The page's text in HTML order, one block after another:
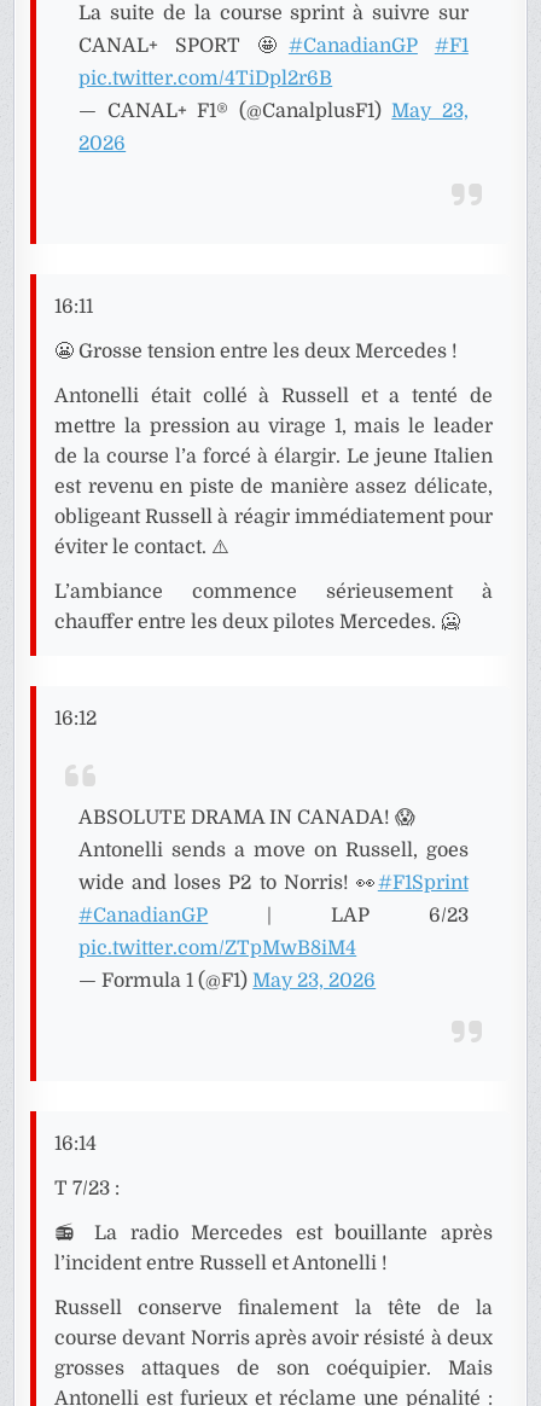
La suite de la course sprint à suivre sur
CANAL+ SPORT 🤩 #CanadianGP
#F1
pic.twitter.com/4TiDpl2r6B
— CANAL+ F1® (@CanalplusF1)May 23,
2026
16:11
😬 Grosse tension entre les deux Mercedes !
Antonelli était collé à Russell et a tenté de
mettre la pression au virage 1, mais le leader
de la course l’a forcé à élargir. Le jeune Italien
est revenu en piste de manière assez délicate,
obligeant Russell à réagir immédiatement pour
éviter le contact. ⚠️
L’ambiance commence sérieusement à
chauffer entre les deux pilotes Mercedes. 🥶
16:12
ABSOLUTE DRAMA IN CANADA! 😱
Antonelli sends a move on Russell, goes
wide and loses P2 to Norris! 👀#F1Sprint
#CanadianGP | LAP 6/23
pic.twitter.com/ZTpMwB8iM4
— Formula 1 (@F1)May 23, 2026
16:14
T 7/23 :
📻 La radio Mercedes est bouillante après
l’incident entre Russell et Antonelli !
Russell conserve finalement la tête de la
course devant Norris après avoir résisté à deux
grosses attaques de son coéquipier. Mais
Antonelli est furieux et réclame une pénalité :